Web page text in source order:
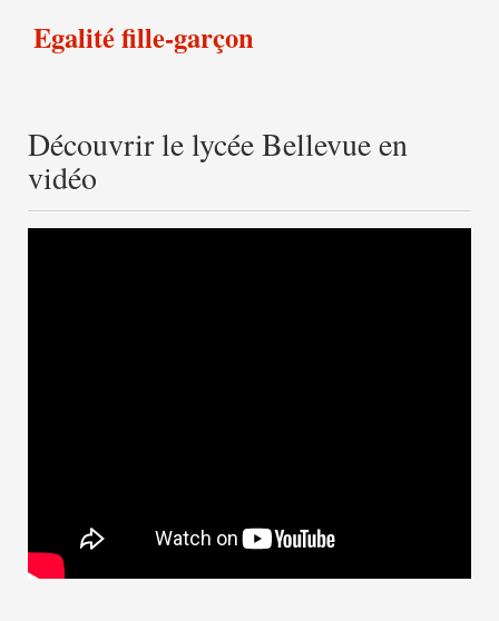
Egalité fille-garçon
Découvrir le lycée Bellevue en
vidéo